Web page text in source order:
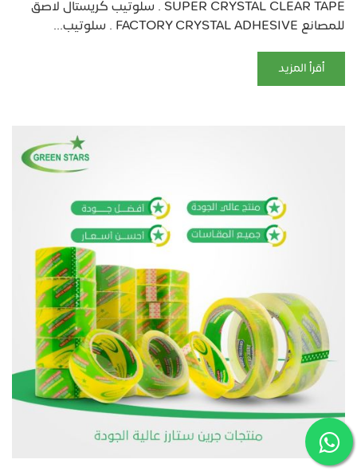
SUPER CRYSTAL CLEAR TAPE . سلوتيب كريستال لاصق
للمصانع FACTORY CRYSTAL ADHESIVE . سلوتيب...
أقرأ المزيد